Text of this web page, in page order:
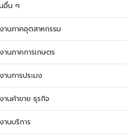
อื่น ๆ
านภาคอุตสาหกรรม
นภาคการเกษตร
นการประมง
นค้าขาย ธุรกิจ
นบริการ